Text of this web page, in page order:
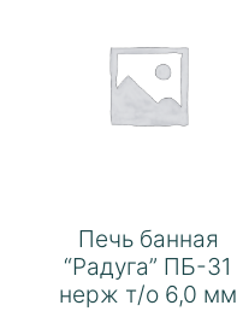
Печь банная
“Радуга” ПБ-31
нерж т/о 6,0 мм